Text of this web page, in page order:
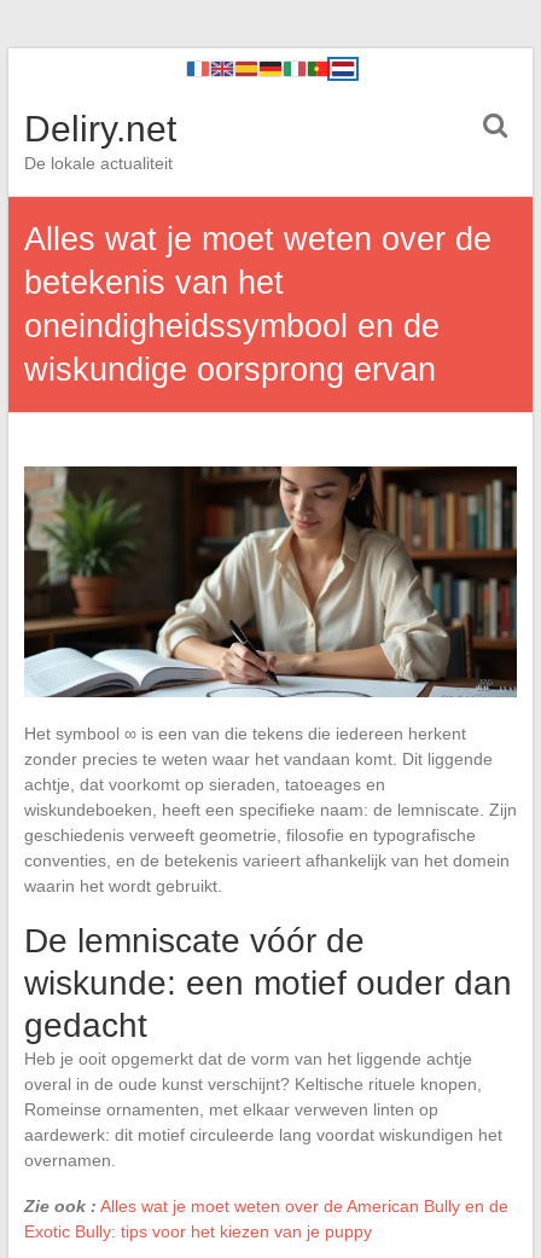
Deliry.net
De lokale actualiteit
Alles wat je moet weten over de
betekenis van het
oneindigheidssymbool en de
wiskundige oorsprong ervan
Het symbool ∞ is een van die tekens die iedereen herkent
zonder precies te weten waar het vandaan komt. Dit liggende
achtje, dat voorkomt op sieraden, tatoeages en
wiskundeboeken, heeft een specifieke naam: de lemniscate. Zijn
geschiedenis verweeft geometrie, filosofie en typografische
conventies, en de betekenis varieert afhankelijk van het domein
waarin het wordt gebruikt.
De lemniscate vóór de
wiskunde: een motief ouder dan
gedacht
Heb je ooit opgemerkt dat de vorm van het liggende achtje
overal in de oude kunst verschijnt? Keltische rituele knopen,
Romeinse ornamenten, met elkaar verweven linten op
aardewerk: dit motief circuleerde lang voordat wiskundigen het
overnamen.
Zie ook : Alles wat je moet weten over de American Bully en de
Exotic Bully: tips voor het kiezen van je puppy